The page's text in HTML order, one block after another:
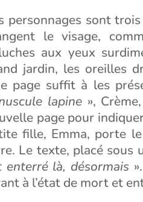
personnages sont
le visage,
aux yeux
jardin, les oreilles
page suffit à les
lapine»,
page pour
fille, Emma, porte
Le texte, placé sous
enterré là, désormais
à l’état de mort et